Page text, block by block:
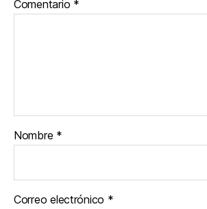
Comentario *
Nombre *
Correo electrónico *